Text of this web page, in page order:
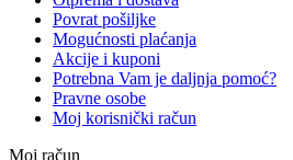
Povrat pošiljke
Mogućnosti plaćanja
Akcije i kuponi
Potrebna Vam je daljnja pomoć?
Pravne osobe
Moj korisnički račun
Moj račun